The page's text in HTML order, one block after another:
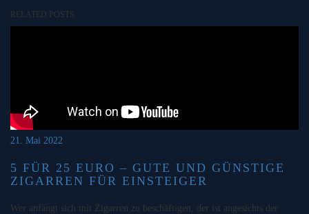
RELATED POSTS
21. Mai 2022
5 FÜR 25 EURO – GUTE UND GÜNSTIGE
ZIGARREN FÜR EINSTEIGER
Wer anfängt sich mit Zigarren zu beschäftigen, der ist angesichts der